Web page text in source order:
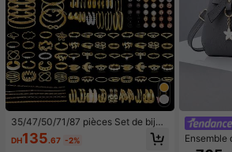
35/47/50/71/87 pièces Set de bijou
x style bohème, comprenant des bo
ucles d'oreilles, colliers, bagues, br
DH135.67 -2%
Ensemble
artes de